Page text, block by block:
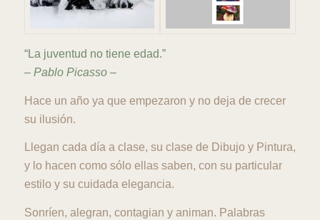
“La juventud no tiene edad.”
– Pablo Picasso –
Hace un año ya que empezaron y no deja de crecer
su ilusión.
Llegan cada día a clase, su clase de Dibujo y Pintura,
y lo hacen como sólo ellas saben, con su particular
estilo y su cuidada elegancia.
Sonríen, alegran, contagian y animan. Palabras